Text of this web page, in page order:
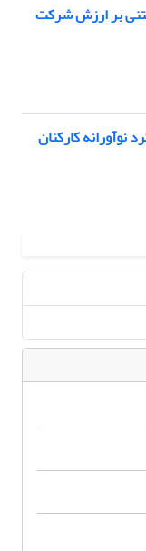
بر ارزش شرکت
نوآورانه کارکنان